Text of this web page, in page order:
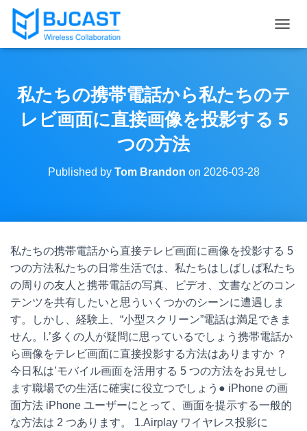
O
L
E
N
A
私たちの携帯電話から私たちのテ
レビ画面に直接画像を投影する 5
つの方法
Published by Tom Brandon on 2026-03-28
私たちの携帯電話から直接テレビ画面に画像を投影する 5
つの方法私たちの日常生活では、私たちはしばしば私たち
の周りの友人と携帯電話の写真、ビデオ、文書などのコン
テンツを共有したいと思ういくつかのシーンに遭遇しま
す。しかし、経験上、“小型スクリーン”電話は満足できま
せん。I.’多くの人が疑問に思っているでしょう携帯電話か
ら画像をテレビ画面に直接投影する方法はありますか ？
今日私は’モバイル画面を活用する 5 つの方法をお見せし
ます職場での生活に確実に役立つでしょう● iPhone の画
面方法 iPhone ユーザーにとって、画面を提示する一般的
な方法は 2 つあります。 1.Airplay ワイヤレス投影に